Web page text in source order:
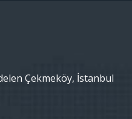
Çekmeköy, İstanbul